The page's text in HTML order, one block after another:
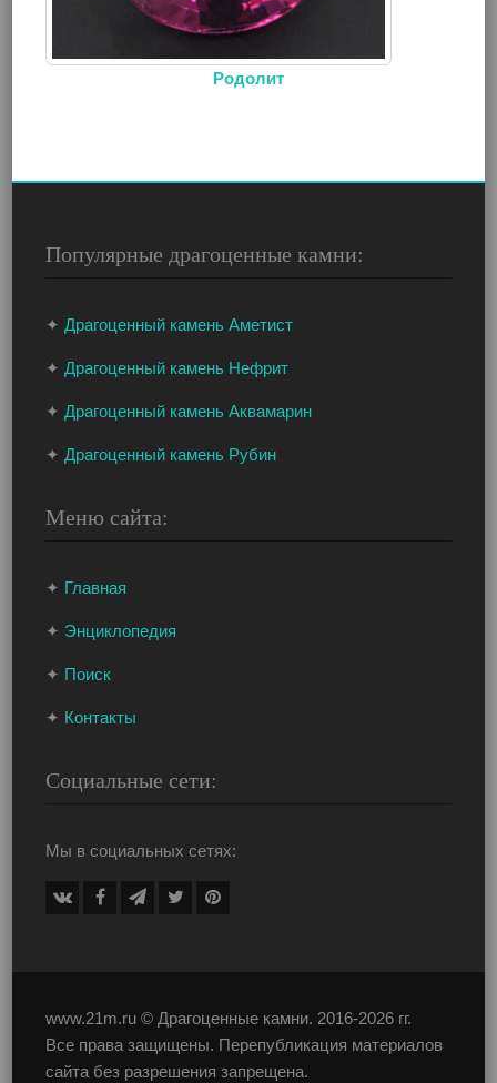
Родолит
Популярные драгоценные камни:
✦Драгоценный камень Аметист
✦Драгоценный камень Нефрит
✦Драгоценный камень Аквамарин
✦Драгоценный камень Рубин
Меню сайта:
✦ Главная
✦ Энциклопедия
✦ Поиск
✦ Контакты
Социальные сети:
Мы в социальных сетях:
www.21m.ru © Драгоценные камни. 2016-2026 гг.
Все права защищены. Перепубликация материалов
сайта без разрешения запрещена.